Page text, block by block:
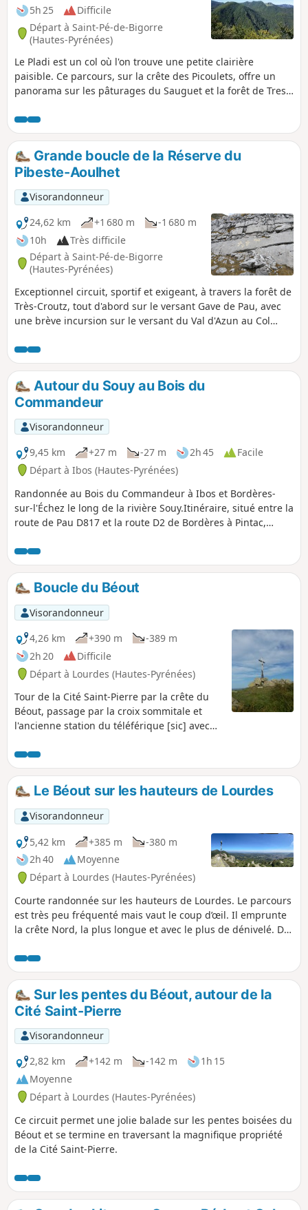
5h 25
Difficile
Départ à Saint-Pé-de-Bigorre
(Hautes-Pyrénées)
Le Pladi est un col où l'on trouve une petite clairière
paisible. Ce parcours, sur la crête des Picoulets, offre un
panorama sur les pâturages du Sauguet et la forêt de Tres
Prat dou Rey en vallée de Batsurguère, ou de redescendre
par le même chemin.
Grande boucle de la Réserve du
Pibeste-Aoulhet
Visorandonneur
24,62 km
+1 680 m
-1 680 m
10h
Très difficile
Départ à Saint-Pé-de-Bigorre
(Hautes-Pyrénées)
Exceptionnel circuit, sportif et exigeant, à travers la forêt de
Très-Croutz, tout d'abord sur le versant Gave de Pau, avec
une brève incursion sur le versant du Val d'Azun au Col
d'Espadres et la crête de Saint-Pé (de Maletaule ou des
Soums).Estives à l'activité pastorale multi-centenaire, à la
croisée de hauts-lieux de l'histoire locale, dont le fameux
lieu des Très Croutz (les Trois Croix des évêchés en
bigourdan).
Autour du Souy au Bois du
Commandeur
Visorandonneur
9,45 km
+27 m -27 m 2h 45
Facile
Départ à Ibos (Hautes-Pyrénées)
Randonnée au Bois du Commandeur à Ibos et Bordères-
sur-l'Échez le long de la rivière Souy.Itinéraire, situé entre la
route de Pau D817 et la route D2 de Bordères à Pintac,
forêt. Il y a toutefois de petites portions sur des routes. ⚠️
Lire les commentaires sur cette randonnée.
Boucle du Béout
Visorandonneur
4,26 km
+390 m
-389 m
2h 20
Difficile
Départ à Lourdes (Hautes-Pyrénées)
Tour de la Cité Saint-Pierre par la crête du
Béout, passage par la croix sommitale et
l'ancienne station du téléférique [sic] avec
de la Vallée des Gaves.Cette randonnée en
site sauvage, peu ou pas balisée et avec des
sentiers peu visibles en été et envahis de
fougères (descente particulièrement), la
rend accessible uniquement à des
"aventuriers" de plus de 10 ans que la
découverte de ce petit sommet n'effraiera
pas !
Le Béout sur les hauteurs de Lourdes
Visorandonneur
5,42 km
+385 m
-380 m
2h 40
Moyenne
Départ à Lourdes (Hautes-Pyrénées)
Courte randonnée sur les hauteurs de Lourdes. Le parcours
est très peu fréquenté mais vaut le coup d’œil. Il emprunte
la crête Nord, la plus longue et avec le plus de dénivelé. Du
360° sur le pays lourdais. Du second sommet à 719m, on
découvre un belvédère avec l'ancienne installation du
téléférique (sic) du Béout. Un peu plus loin, c'est l'entrée de
la grotte dite "Gouffre de Lourdes", de 82 m de profondeur.
Sur les pentes du Béout, autour de la
Cité Saint-Pierre
Visorandonneur
2,82 km
+142 m -142 m
1h 15
Moyenne
Départ à Lourdes (Hautes-Pyrénées)
Ce circuit permet une jolie balade sur les pentes boisées du
Béout et se termine en traversant la magnifique propriété
de la Cité Saint-Pierre.